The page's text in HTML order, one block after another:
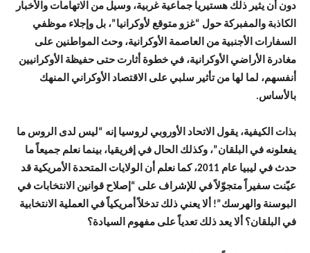
دون أن يثير ذلك هستيريا جماعية غربية، وسيل من الاتهامات والأخبار
الكاذبة والمفبركة حول “غزو متوقع لأوكرانيا”، بل وإجلاء موظفي
السفارات الأجنبية من العاصمة الأوكرانية، وحث المواطنين على
مغادرة الأراضي الأوكرانية، في خطوة أثارت حتى حفيظة الأوكرانيين
أنفسهم، لما لها من تأثير سلبي على الاقتصاد الأوكراني المنهك
بالأساس.
بذات الكيفية، يقول الاتحاد الأوروبي لروسيا إنه “ليس لدى الروس ما
يفعلونه في البلقان”، وكذلك الحال في إفريقيا، بينما نعلم جميعاً ما
حدث في ليبيا عام 2011، كما نعلم أن الولايات المتحدة الأمريكية قد
عيّنت سفيراً متجوّلاً في للإشراف على “إصلاح قوانين الانتخابات في
البوسنة والهرسك”! ألا يعني ذلك تدخلاً أمريكياً في العملية الانتخابية
في البلقان؟ ألا يعد ذلك تعدياً على مفهوم السيادة؟